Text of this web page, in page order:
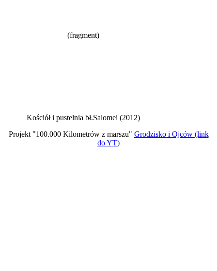
(fragment)
Kościół i pustelnia bł.Salomei (2012)
Projekt "100.000 Kilometrów z marszu" Grodzisko i Ojców (link
do YT)